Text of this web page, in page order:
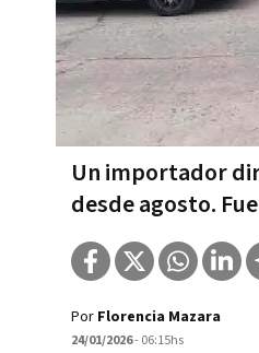
Un importador
desde agosto.
Por Florencia Mazara
24/01/2026- 06:15hs